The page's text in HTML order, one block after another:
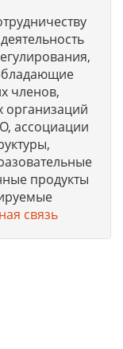
членов,
организаций
ассоциации
продукты
связь